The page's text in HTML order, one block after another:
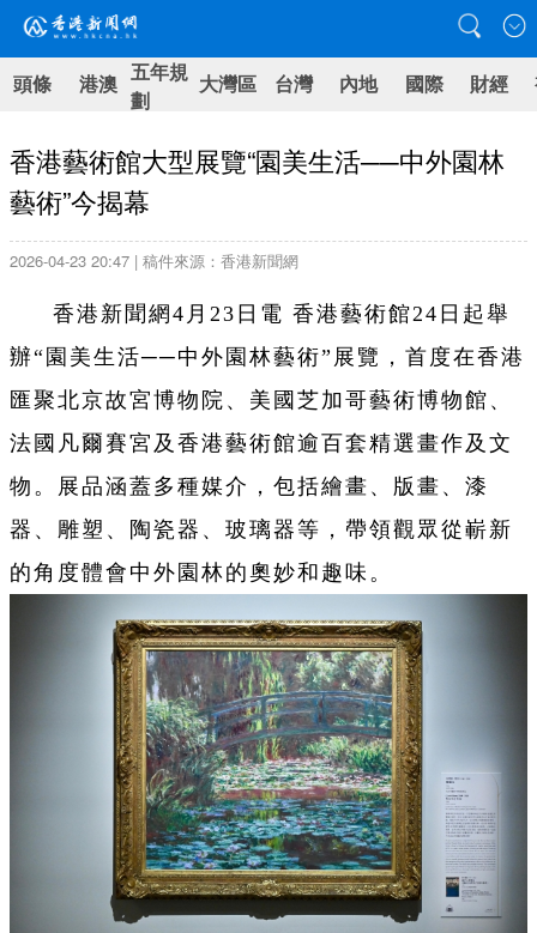
頭條 港澳 五年規
劃
大灣區 台灣 內地 國際 財經
香港藝術館大型展覽“園美生活──中外園林
藝術”今揭幕
2026-04-23 20:47 | 稿件來源：香港新聞網
香港新聞網4月23日電 香港藝術館24日起舉
辦“園美生活──中外園林藝術”展覽，首度在香港
匯聚北京故宮博物院、美國芝加哥藝術博物館、
法國凡爾賽宮及香港藝術館逾百套精選畫作及文
物。展品涵蓋多種媒介，包括繪畫、版畫、漆
器、雕塑、陶瓷器、玻璃器等，帶領觀眾從嶄新
的角度體會中外園林的奧妙和趣味。